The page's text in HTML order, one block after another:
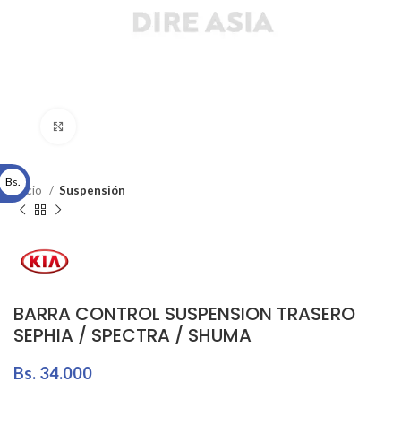
Inicio Suspensión
BARRA CONTROL SUSPENSION TRASERO
SEPHIA / SPECTRA / SHUMA
Bs. 34.000
Bs.